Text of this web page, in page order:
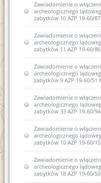
Zawiadomienie o
archeologicznego
zabytków 10 AZP 19-60/
Zawiadomienie o
archeologicznego
zabytków 11 AZP 19-60/
Zawiadomienie o
archeologicznego
zabytków 9 AZP 19-60/51
Zawiadomienie o
archeologicznego
zabytków 33 AZP 19-60/
Zawiadomienie o
archeologicznego
zabytków 10 AZP 19-60/
Zawiadomienie o
archeologicznego
zabytków 18 AZP 19-60/